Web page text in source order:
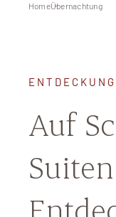
Golf
HomeÜbernachtung
Auf